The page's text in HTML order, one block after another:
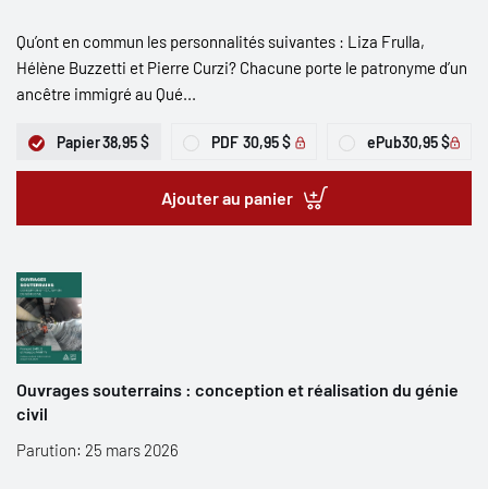
Qu’ont en commun les personnalités suivantes : Liza Frulla,
Hélène Buzzetti et Pierre Curzi? Chacune porte le patronyme d’un
ancêtre immigré au Qué...
Papier38,95 $ PDF 30,95 $ ePub30,95 $
Ajouter au panier
Ouvrages souterrains : conception et réalisation du génie
civil
Parution: 25 mars 2026